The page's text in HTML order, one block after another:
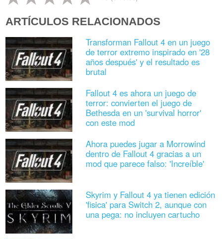
ARTÍCULOS RELACIONADOS
Transforman Fallout 4 en un juego
de terror extremo inspirado en '28
años después' y el resultado es
brutal
Fallout 4 es ahora un juego de
terror: convierten el juego de
Bethesda en un 'survival horror'
con este mod
Ahora puedes jugar a Morrowind
dentro de Fallout 4 gracias a un
mod que parece falso: 'Increíble'
Skyrim y Fallout 4 ya tienen edición
'fisica' para Switch 2, aunque con
una pega: no incluyen cartucho